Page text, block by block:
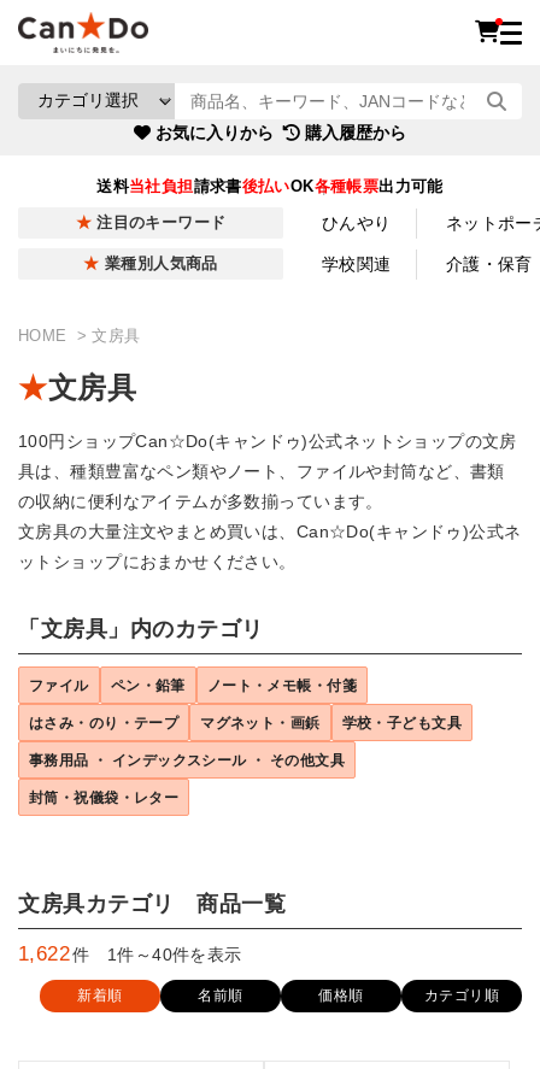
お気に入りから 購入履歴から
送料当社負担請求書後払いOK各種帳票出力可能
注目のキーワード ひんやり ネットポー
業種別人気商品 学校関連 介護・保育
HOME 文房具
文房具
100円ショップCan☆Do(キャンドゥ)公式ネットショップの文房
具は、種類豊富なペン類やノート、ファイルや封筒など、書類
の収納に便利なアイテムが多数揃っています。
文房具の大量注文やまとめ買いは、Can☆Do(キャンドゥ)公式ネ
ットショップにおまかせください。
「文房具」内のカテゴリ
ファイル ペン・鉛筆 ノート・メモ帳・付箋
はさみ・のり・テープ マグネット・画鋲 学校・子ども文具
事務用品 ・ インデックスシール ・ その他文具
封筒・祝儀袋・レター
文房具カテゴリ 商品一覧
1,622件 1件～40件を表示
新着順 名前順 価格順 カテゴリ順